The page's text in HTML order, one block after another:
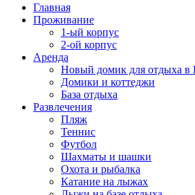
Главная
Проживание
1-ый корпус
2-ой корпус
Аренда
Новый домик для отдыха в
Домики и коттеджи
База отдыха
Развлечения
Пляж
Теннис
Футбол
Шахматы и шашки
Охота и рыбалка
Катание на лыжах